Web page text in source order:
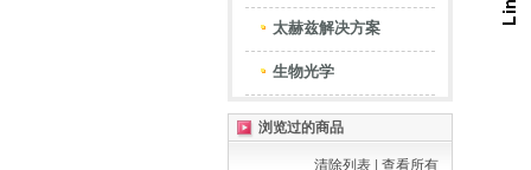
太赫兹解决方案
生物光学
浏览过的商品
清除列表 查看所有